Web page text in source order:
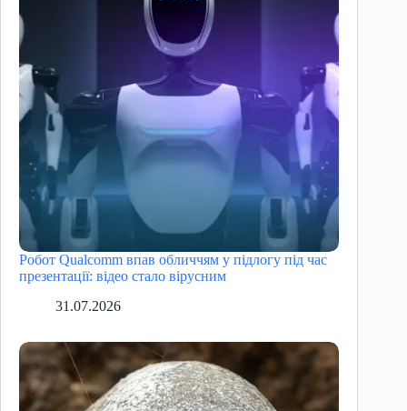
Робот Qualcomm впав обличчям у підлогу під час
презентації: відео стало вірусним
31.07.2026